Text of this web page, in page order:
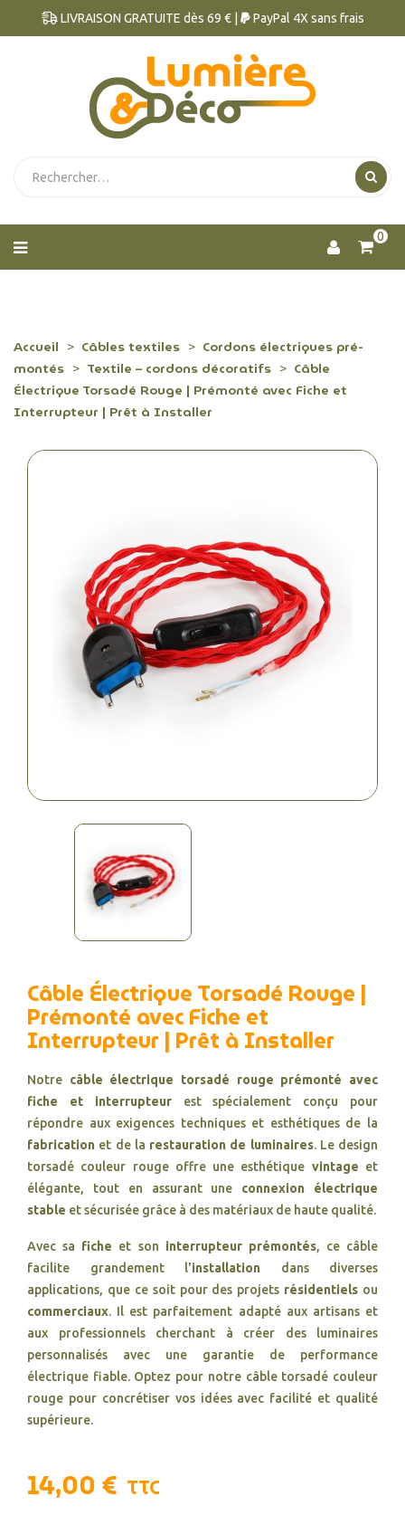
LIVRAISON GRATUITE dès 69 € | PayPal 4X sans frais
0
Accueil Câbles textiles
Cordons électriques pré-
montés
Textile – cordons décoratifs
Câble
Électrique Torsadé Rouge | Prémonté avec Fiche et
Interrupteur | Prêt à Installer
Câble Électrique Torsadé Rouge |
Prémonté avec Fiche et
Interrupteur | Prêt à Installer
Notre câble électrique torsadé rouge prémonté avec
fiche et interrupteurest spécialement conçu pour
répondre aux exigences techniques et esthétiques de la
fabrication et de la restauration de luminaires. Le design
torsadé couleur rouge offre une esthétique vintage et
élégante, tout en assurant une connexion électrique
stable et sécurisée grâce à des matériaux de haute qualité.
Avec sa fiche et son interrupteur prémontés, ce câble
facilite grandement l'installation dans diverses
applications, que ce soit pour des projets résidentiels ou
commerciaux. Il est parfaitement adapté aux artisans et
aux professionnels cherchant à créer des luminaires
personnalisés avec une garantie de performance
électrique fiable. Optez pour notre câble torsadé couleur
rouge pour concrétiser vos idées avec facilité et qualité
supérieure.
14,00 € TTC